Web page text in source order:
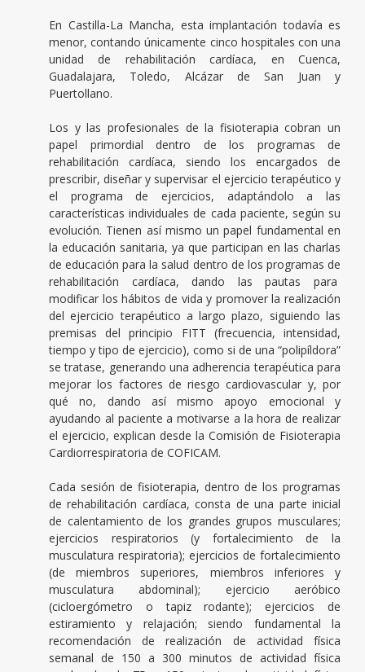
En Castilla-La Mancha, esta implantación todavía es
menor, contando únicamente cinco hospitales con una
unidad de rehabilitación cardíaca, en Cuenca,
Guadalajara, Toledo, Alcázar de San Juan y
Puertollano.
Los y las profesionales de la fisioterapia cobran un
papel primordial dentro de los programas de
rehabilitación cardíaca, siendo los encargados de
prescribir, diseñar y supervisar el ejercicio terapéutico y
el programa de ejercicios, adaptándolo a las
características individuales de cada paciente, según su
evolución. Tienen así mismo un papel fundamental en
la educación sanitaria, ya que participan en las charlas
de educación para la salud dentro de los programas de
rehabilitación cardíaca, dando las pautas para
modificar los hábitos de vida y promover la realización
del ejercicio terapéutico a largo plazo, siguiendo las
premisas del principio FITT (frecuencia, intensidad,
tiempo y tipo de ejercicio), como si de una “polipíldora”
se tratase, generando una adherencia terapéutica para
mejorar los factores de riesgo cardiovascular y, por
qué no, dando así mismo apoyo emocional y
ayudando al paciente a motivarse a la hora de realizar
el ejercicio, explican desde la Comisión de Fisioterapia
Cardiorrespiratoria de COFICAM.
Cada sesión de fisioterapia, dentro de los programas
de rehabilitación cardíaca, consta de una parte inicial
de calentamiento de los grandes grupos musculares;
ejercicios respiratorios (y fortalecimiento de la
musculatura respiratoria); ejercicios de fortalecimiento
(de miembros superiores, miembros inferiores y
musculatura abdominal); ejercicio aeróbico
(cicloergómetro o tapiz rodante); ejercicios de
estiramiento y relajación; siendo fundamental la
recomendación de realización de actividad física
semanal de 150 a 300 minutos de actividad física